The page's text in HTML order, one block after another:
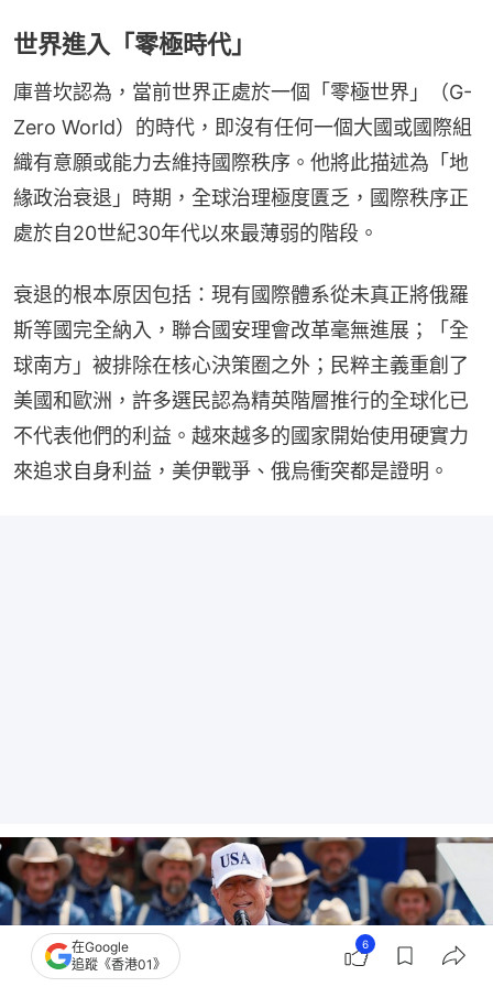
世界進入「零極時代」
庫普坎認為，當前世界正處於一個「零極世界」（G-
Zero World）的時代，即沒有任何一個大國或國際組
織有意願或能力去維持國際秩序。他將此描述為「地
緣政治衰退」時期，全球治理極度匱乏，國際秩序正
處於自20世紀30年代以來最薄弱的階段。
衰退的根本原因包括：現有國際體系從未真正將俄羅
斯等國完全納入，聯合國安理會改革毫無進展；「全
球南方」被排除在核心決策圈之外；民粹主義重創了
美國和歐洲，許多選民認為精英階層推行的全球化已
不代表他們的利益。越來越多的國家開始使用硬實力
來追求自身利益，美伊戰爭、俄烏衝突都是證明。
在Google
追蹤《香港01》
6